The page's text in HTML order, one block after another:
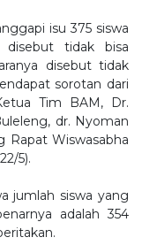
isu 375 siswa
tidak bisa
disebut tidak
sorotan dari
Tim BAM, Dr.
dr. Nyoman
Rapat Wiswasabha
5).
jumlah siswa yang
adalah 354